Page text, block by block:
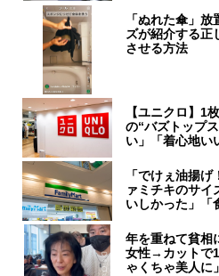
「ぬれた傘」
ズが紹介する正
させる方法
【ユニクロ】1
の“バズトップ
い」「着心地い
「でけぇ油揚
ァミチキのサ
いしかった」「
年を重ねて貧相
女性→カットで
ゃくちゃ美人に